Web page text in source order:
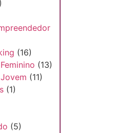
(16)
(13)
(11)
(1)
(5)